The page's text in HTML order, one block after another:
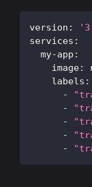
version :
services :
my-app :
image:
labels :
-
-
-
-
-